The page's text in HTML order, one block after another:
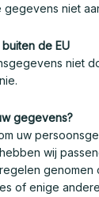
gegevens niet
de EU
niet
gegevens?
uw
wij
genomen
of enige